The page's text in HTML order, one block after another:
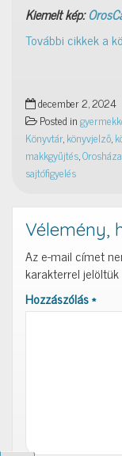
Kiemelt kép:
További cikkek a
december 2, 2024
Posted in
Könyvtár,könyvjelző,
makkgyűjtés,Orosháza
sajtófigyelés
Vélemény,
Az e-mail címet
karakterrel jelöltük
Hozzászólás*